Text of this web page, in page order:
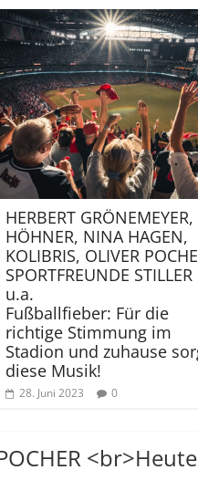
HERBERT GRÖNEMEYER,
HÖHNER, NINA HAGEN,
KOLIBRIS, OLIVER
SPORTFREUNDE STILLER
u.a.
Fußballfieber: Für die
richtige Stimmung im
Stadion und zuhause
diese Musik!
28. Juni 2023 0